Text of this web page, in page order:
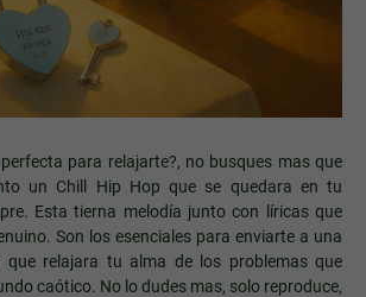
para relajarte?, no busques mas que
un Chill Hip Hop que se quedara en tu
Esta tierna melodía junto con líricas que
Son los esenciales para enviarte a una
que relajara tu alma de los problemas que
caótico. No lo dudes mas, solo reproduce,